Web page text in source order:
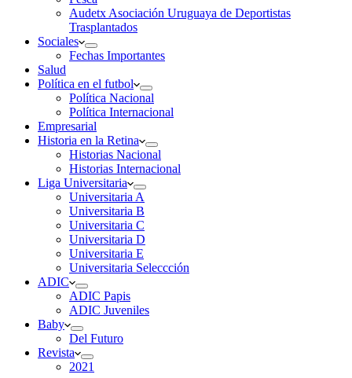
Audetx Asociación Uruguaya de Deportistas
Trasplantados
Sociales
Fechas Importantes
Salud
Política en el futbol
Política Nacional
Política Internacional
Empresarial
Historia en la Retina
Historias Nacional
Historias Internacional
Liga Universitaria
Universitaria A
Universitaria B
Universitaria C
Universitaria D
Universitaria E
Universitaria Seleccción
ADIC
ADIC Papis
ADIC Juveniles
Baby
Del Futuro
Revista
2021